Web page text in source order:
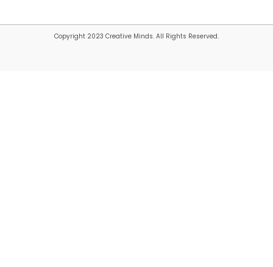
Copyright 2023 Creative Minds. All Rights Reserved.